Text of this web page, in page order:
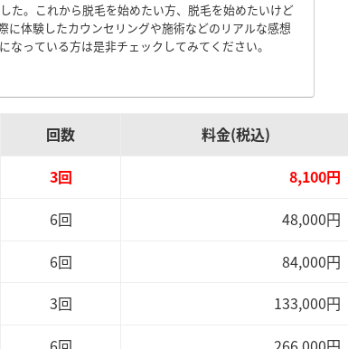
た。これから脱毛を始めたい方、脱毛を始めたいけど
に体験したカウンセリングや施術などのリアルな感想
なっている方は是非チェックしてみてください。
回数 料金(税込)
3回
8,100円
6回
48,000円
6回 84,000円
3回
133,000円